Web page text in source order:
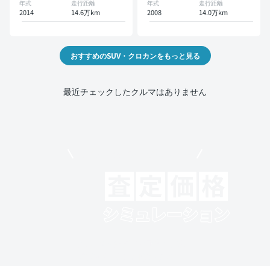
年式
2014
走行距離
14.6万km
年式
2008
走行距離
14.0万km
おすすめのSUV・クロカンをもっと見る
最近チェックしたクルマはありません